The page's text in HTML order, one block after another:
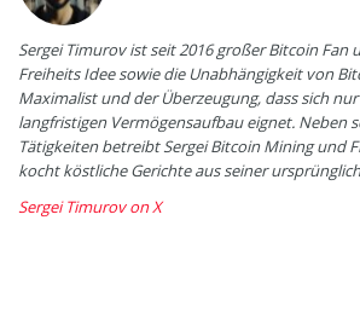
Sergei Timurov ist seit 2016 großer Bitcoin Fan
Freiheits Idee sowie die Unabhängigkeit von
Maximalist und der Überzeugung, dass sich
langfristigen Vermögensaufbau eignet. Neben
Tätigkeiten betreibt Sergei Bitcoin Mining und
kocht köstliche Gerichte aus seiner
Sergei Timurov on X